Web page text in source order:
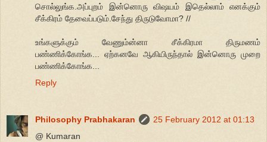
சொல்லுங்க.அப்புறம் இன்னொரு விஷயம் இதெல்லாம் எனக்கும்
சீக்கிரம் தேவைப்படும்.சேந்து திருடுவோமா? //
உங்களுக்கும் வேணும்ன்னா சீக்கிரமா திருமணம்
பண்ணிக்கோங்க... ஏற்கனவே ஆகியிருந்தால் இன்னொரு முறை
பண்ணிக்கோங்க...
Reply
Philosophy Prabhakaran
25 February 2012 at 01:13
@ Kumaran